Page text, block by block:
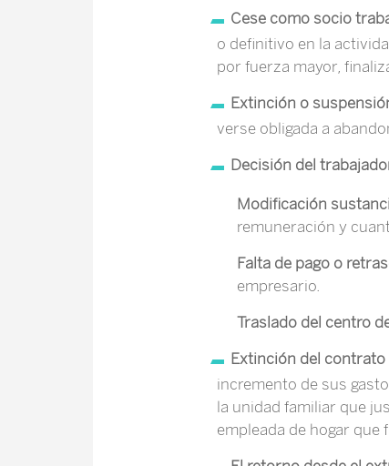
Cese como socio
o definitivo en la
por fuerza mayor,
Extinción o
verse obligada a
Decisión del
Modificación
remuneración y
Falta de pago o
empresario.
Traslado del centro
Extinción del contrato
incremento de sus
la unidad familiar que
empleada de hogar que